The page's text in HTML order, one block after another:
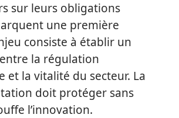
sur leurs obligations
une première
consiste à établir un
la régulation
et la vitalité du secteur. La
doit protéger sans
l’innovation.